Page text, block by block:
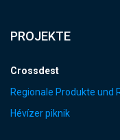
PROJEKTE
Crossdest
Regionale Produkte und
Hévízer piknik